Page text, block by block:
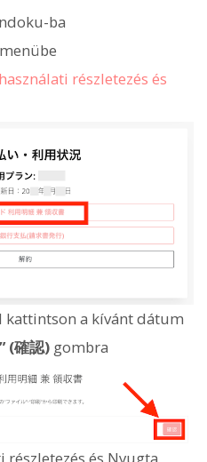
ba
menübe
részletezés és
kattintson a kívánt dátum
(確認) gombra